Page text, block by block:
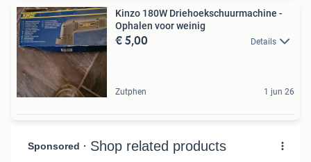
Kinzo 180W Driehoekschuurmachine -
Ophalen voor weinig
€ 5,00 Details
Zutphen 1 jun 26